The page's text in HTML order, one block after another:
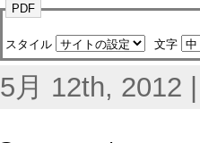
PDF
スタイル 文字
5月 12th, 2012